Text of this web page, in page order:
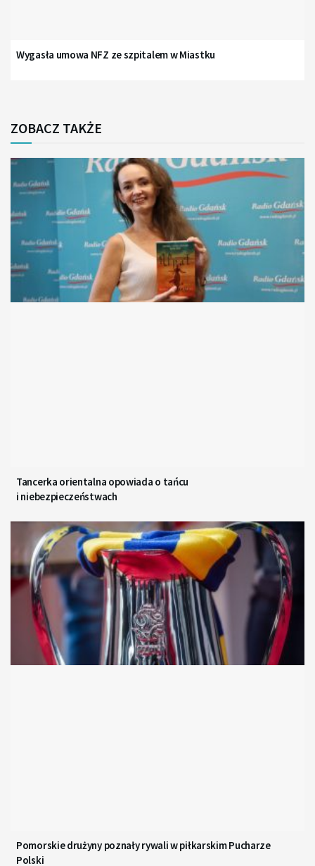
Wygasła umowa NFZ ze szpitalem w Miastku
ZOBACZ TAKŻE
Tancerka orientalna opowiada o tańcu
i niebezpieczeństwach
Pomorskie drużyny poznały rywali w piłkarskim Pucharze
Polski